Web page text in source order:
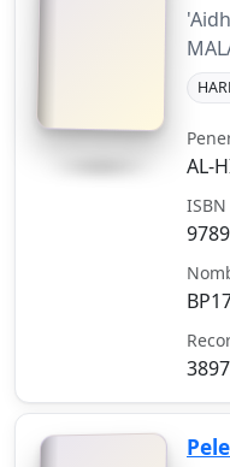
AL-
ISBN